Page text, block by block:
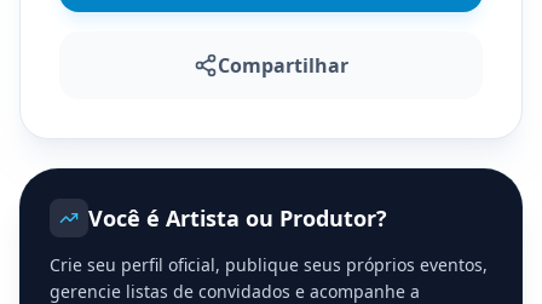
Compartilhar
Você é Artista ou Produtor?
Crie seu perfil oficial, publique seus próprios eventos,
gerencie listas de convidados e acompanhe a